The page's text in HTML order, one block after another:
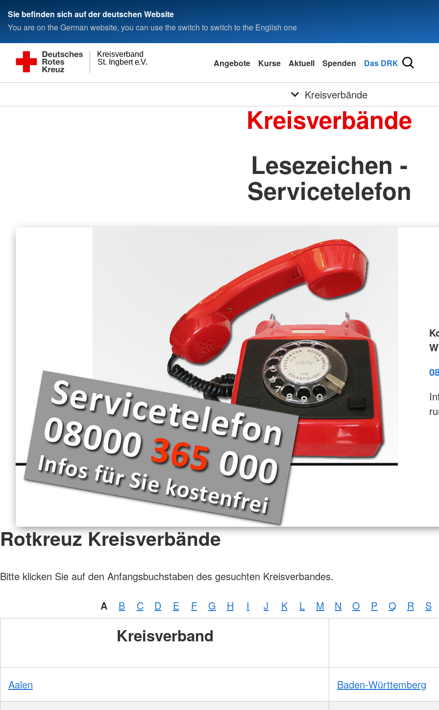
Sie befinden sich auf der deutschen Website
You are on the German website, you can use the switch to switch to the English one
St. Ingbert e.V.
Kreisverband
Angebote Kurse Aktuell Spenden Das DRK
Kreisverbände
Kreisverbände
Lesezeichen -
Servicetelefon
Rotkreuz Kreisverbände
Bitte klicken Sie auf den Anfangsbuchstaben des gesuchten Kreisverbandes.
A B C D E F G H I J K L M N O P Q R S
Kreisverband
Aalen Baden-Württemberg